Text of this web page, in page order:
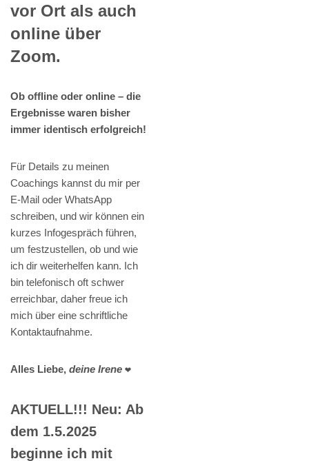
vor Ort als auch
online über
Zoom.
Ob offline oder online – die
Ergebnisse waren bisher
immer identisch erfolgreich!
Für Details zu meinen
Coachings kannst du mir per
E-Mail oder WhatsApp
schreiben, und wir können ein
kurzes Infogespräch führen,
um festzustellen, ob und wie
ich dir weiterhelfen kann. Ich
bin telefonisch oft schwer
erreichbar, daher freue ich
mich über eine schriftliche
Kontaktaufnahme.
Alles Liebe, deine Irene ❤️
AKTUELL!!! Neu: Ab
dem 1.5.2025
beginne ich mit